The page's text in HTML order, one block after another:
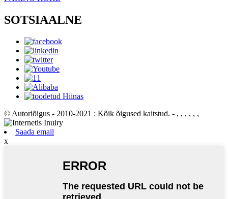
SOTSIAALNE
© Autoriõigus - 2010-2021 : Kõik õigused kaitstud. - , , , , , ,
Saada email
x